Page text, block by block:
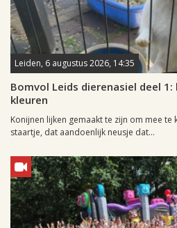
Leiden, 6 augustus 2026, 14:35
Bomvol Leids dierenasiel deel
kleuren
Konijnen lijken gemaakt te zijn om mee
staartje, dat aandoenlijk neusje dat...